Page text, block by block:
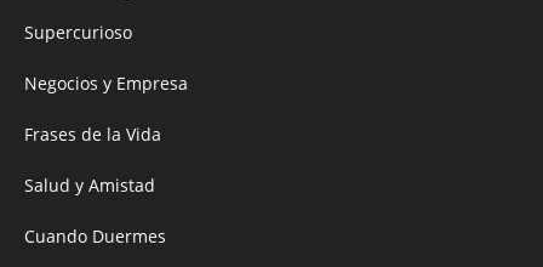
Supercurioso
Negocios y Empresa
Frases de la Vida
Salud y Amistad
Cuando Duermes